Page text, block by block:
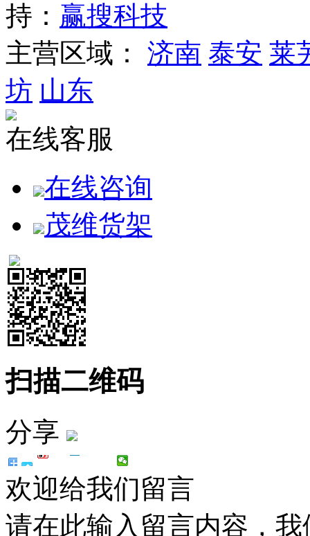
持： 赢搜科技
主营区域： 济南 泰安 莱
坊 山东
在线客服
在线咨询
茂维货架
扫描二维码
分享
欢迎给我们留言
请在此输入留言内容，